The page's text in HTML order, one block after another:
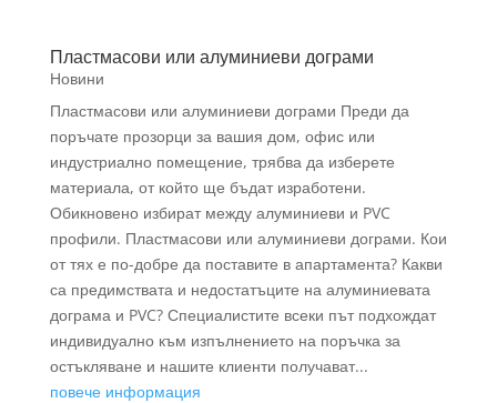
Пластмасови или алуминиеви дограми
Новини
Пластмасови или алуминиеви дограми Преди да
поръчате прозорци за вашия дом, офис или
индустриално помещение, трябва да изберете
материала, от който ще бъдат изработени.
Обикновено избират между алуминиеви и PVC
профили. Пластмасови или алуминиеви дограми. Кои
от тях е по-добре да поставите в апартамента? Какви
са предимствата и недостатъците на алуминиевата
дограма и PVC? Специалистите всеки път подхождат
индивидуално към изпълнението на поръчка за
остъкляване и нашите клиенти получават...
повече информация